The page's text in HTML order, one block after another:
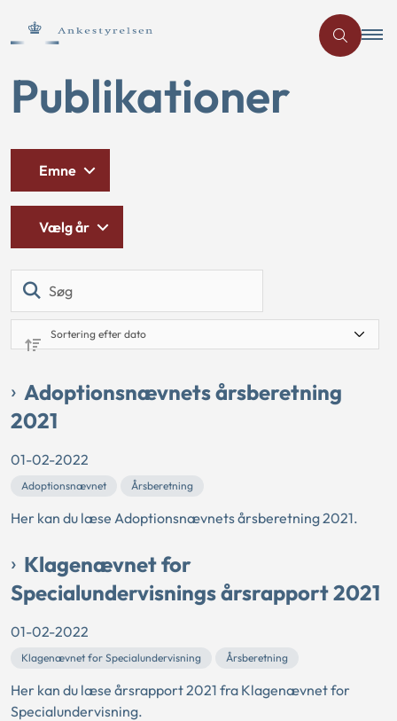
Publikationer
Emne
Vælg år
Adoptionsnævnets årsberetning
2021
01-02-2022
Adoptionsnævnet Årsberetning
Her kan du læse Adoptionsnævnets årsberetning 2021.
Klagenævnet for
Specialundervisnings årsrapport 2021
01-02-2022
Klagenævnet for Specialundervisning Årsberetning
Her kan du læse årsrapport 2021 fra Klagenævnet for
Specialundervisning.